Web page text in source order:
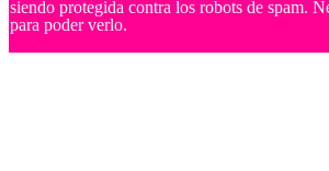
siendo protegida contra los robots de spam.
para poder verlo.